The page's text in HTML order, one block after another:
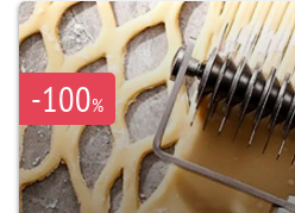
-100%